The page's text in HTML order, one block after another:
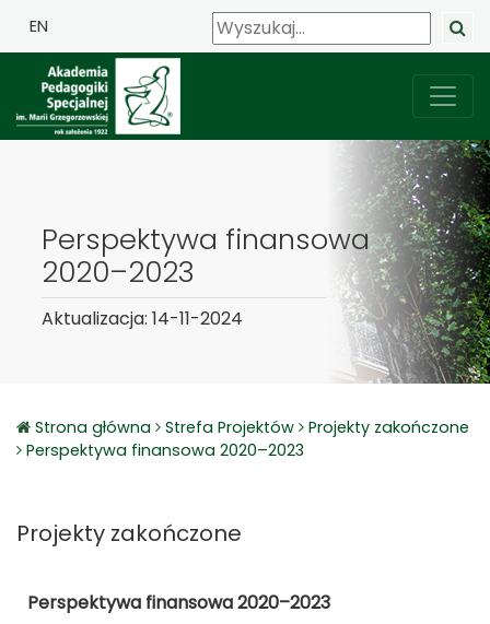
EN
Perspektywa finansowa
2020–2023
Aktualizacja: 14-11-2024
Strona główna Strefa Projektów
Projekty zakończone
Perspektywa finansowa 2020–2023
Projekty zakończone
Perspektywa finansowa 2020–2023